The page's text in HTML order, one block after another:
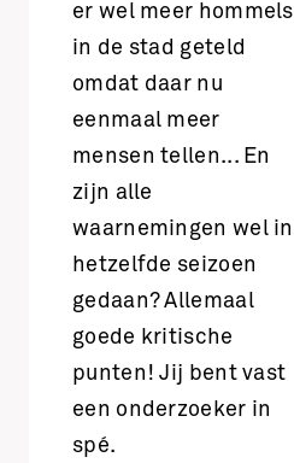
er wel meer hommels
in de stad geteld
omdat daar nu
eenmaal meer
mensen tellen... En
zijn alle
waarnemingen wel in
hetzelfde seizoen
gedaan? Allemaal
goede kritische
punten! Jij bent vast
een onderzoeker in
spé.